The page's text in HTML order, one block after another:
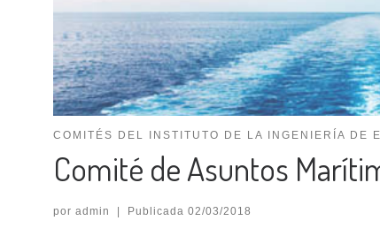
COMITÉS DEL INSTITUTO DE LA INGENIERÍA DE
Comité de Asuntos
por admin | Publicada 02/03/2018